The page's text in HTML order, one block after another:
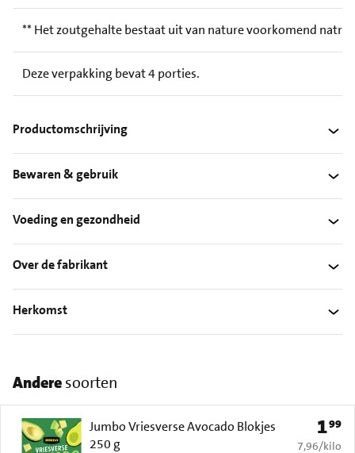
** Het zoutgehalte bestaat uit van nature voorkomend
Deze verpakking bevat 4 porties.
Productomschrijving
Bewaren & gebruik
Voeding en gezondheid
Over de fabrikant
Herkomst
Anderesoorten
Jumbo Vriesverse Avocado Blokjes
250 g
Prijs:
199
€ 7,96 per
7,96/kilo